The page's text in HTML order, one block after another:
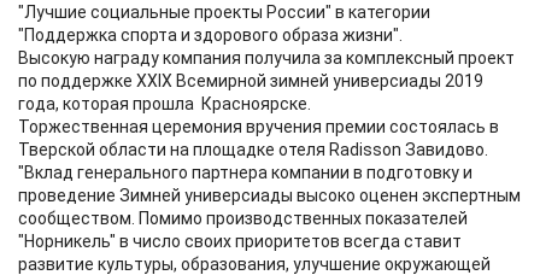
"Лучшие социальные проекты России" в категории
"Поддержка спорта и здорового образа жизни".
Высокую награду компания получила за комплексный проект
по поддержке XXIX Всемирной зимней универсиады 2019
года, которая прошла Красноярске.
Торжественная церемония вручения премии состоялась в
Тверской области на площадке отеля Radisson Завидово.
"Вклад генерального партнера компании в подготовку и
проведение Зимней универсиады высоко оценен экспертным
сообществом. Помимо производственных показателей
"Норникель" в число своих приоритетов всегда ставит
развитие культуры, образования, улучшение окружающей